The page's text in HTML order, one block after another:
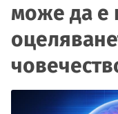
може да е